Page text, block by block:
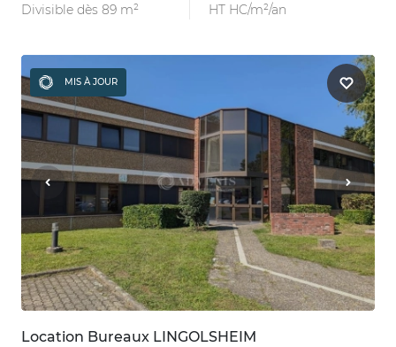
Divisible dès 89 m² HT HC/m²/an
MIS À JOUR
Location Bureaux LINGOLSHEIM